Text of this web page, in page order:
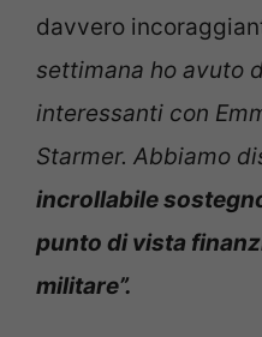
davvero
settimana ho avuto
interessanti con
Starmer. Abbiamo
incrollabile
punto di vista
militare”.